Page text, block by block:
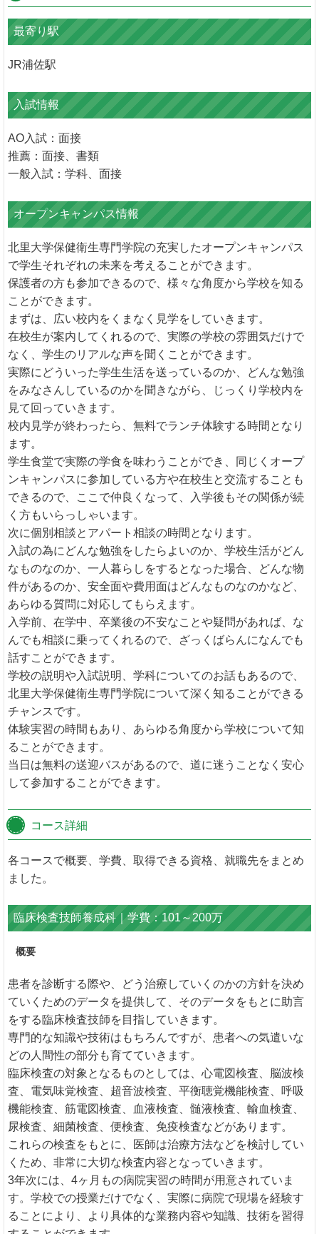
最寄り駅
JR浦佐駅
入試情報
AO入試：面接
推薦：面接、書類
一般入試：学科、面接
オープンキャンパス情報
北里大学保健衛生専門学院の充実したオープンキャンパス
で学生それぞれの未来を考えることができます。
保護者の方も参加できるので、様々な角度から学校を知る
ことができます。
まずは、広い校内をくまなく見学をしていきます。
在校生が案内してくれるので、実際の学校の雰囲気だけで
なく、学生のリアルな声を聞くことができます。
実際にどういった学生生活を送っているのか、どんな勉強
をみなさんしているのかを聞きながら、じっくり学校内を
見て回っていきます。
校内見学が終わったら、無料でランチ体験する時間となり
ます。
学生食堂で実際の学食を味わうことができ、同じくオープ
ンキャンパスに参加している方や在校生と交流することも
できるので、ここで仲良くなって、入学後もその関係が続
く方もいらっしゃいます。
次に個別相談とアパート相談の時間となります。
入試の為にどんな勉強をしたらよいのか、学校生活がどん
なものなのか、一人暮らしをするとなった場合、どんな物
件があるのか、安全面や費用面はどんなものなのかなど、
あらゆる質問に対応してもらえます。
入学前、在学中、卒業後の不安なことや疑問があれば、な
んでも相談に乗ってくれるので、ざっくばらんになんでも
話すことができます。
学校の説明や入試説明、学科についてのお話もあるので、
北里大学保健衛生専門学院について深く知ることができる
チャンスです。
体験実習の時間もあり、あらゆる角度から学校について知
ることができます。
当日は無料の送迎バスがあるので、道に迷うことなく安心
して参加することができます。
コース詳細
各コースで概要、学費、取得できる資格、就職先をまとめ
ました。
臨床検査技師養成科｜学費：101～200万
概要
患者を診断する際や、どう治療していくのかの方針を決め
ていくためのデータを提供して、そのデータをもとに助言
をする臨床検査技師を目指していきます。
専門的な知識や技術はもちろんですが、患者への気遣いな
どの人間性の部分も育てていきます。
臨床検査の対象となるものとしては、心電図検査、脳波検
査、電気味覚検査、超音波検査、平衡聴覚機能検査、呼吸
機能検査、筋電図検査、血液検査、髄液検査、輸血検査、
尿検査、細菌検査、便検査、免疫検査などがあります。
これらの検査をもとに、医師は治療方法などを検討してい
くため、非常に大切な検査内容となっていきます。
3年次には、4ヶ月もの病院実習の時間が用意されていま
す。学校での授業だけでなく、実際に病院で現場を経験す
ることにより、より具体的な業務内容や知識、技術を習得